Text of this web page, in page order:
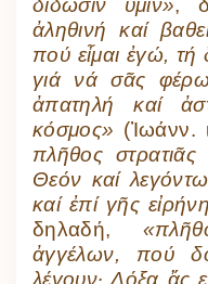
δίδωσιν ὑμῖν»,
ἀληθινή καί
πού εἶμαι ἐγώ,
γιά νά σᾶς
ἀπατηλή καί
κόσμος» (Ἰωάνν.
πλῆθος
Θεόν καί
καί ἐπί γῆς
δηλαδή,
ἀγγέλων, πού
λέγουν· Δόξα ἄς